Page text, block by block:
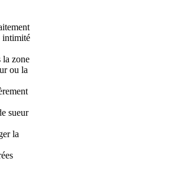
intimité
la zone
ou la
sueur
la